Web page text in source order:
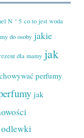
N ° 5 co to jest woda
do osoby jakie
dla mamy jak
perfumy
jak
odlewki